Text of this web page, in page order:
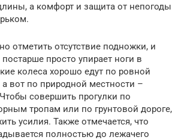
а комфорт и защита от непогоды
отметить отсутствие подножки, и
просто упирает ноги в
колеса хорошо едут по ровной
а вот по природной местности –
совершить прогулки по
тропам или по грунтовой дороге,
усилия. Также отмечается, что
полностью до лежачего